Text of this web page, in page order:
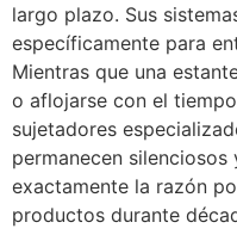
largo plazo. Sus
específicamente para
Mientras que una
o aflojarse con el
sujetadores
permanecen
exactamente la razón
productos durante